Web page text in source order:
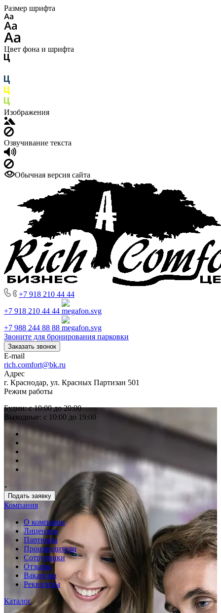
Размер шрифта
Цвет фона и шрифта
Изображения
Озвучивание текста
Обычная версия сайта
+7 918 210 44 44
+7 918 210 44 44
+7 988 244 88 88
Звоните для бронирования парковки
Заказать звонок
E-mail
rich.comfort@bk.ru
Адрес
г. Краснодар, ул. Красных Партизан 501
Режим работы
Будни: с 10:00 до 20:00
Выходные: с 10:00 до 19:00
Подать заявку
Компания
О компании
Лицензии
Партнеры
Производители
Сотрудники
Отзывы
Вакансии
Реквизиты
Каталог